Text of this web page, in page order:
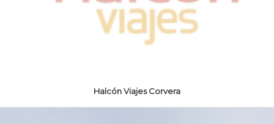
Halcón Viajes Corvera